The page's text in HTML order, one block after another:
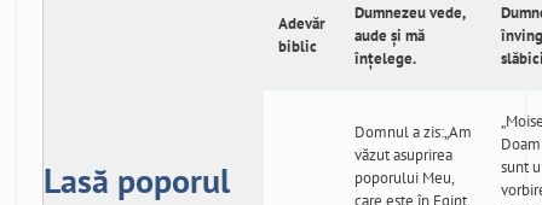
Lasă poporul
Adevăr
biblic
Dumnezeu vede,
aude și mă
înțelege.
Domnul a zis:„Am
văzut asuprirea
poporului Meu,
care este în Egipt,
sunt